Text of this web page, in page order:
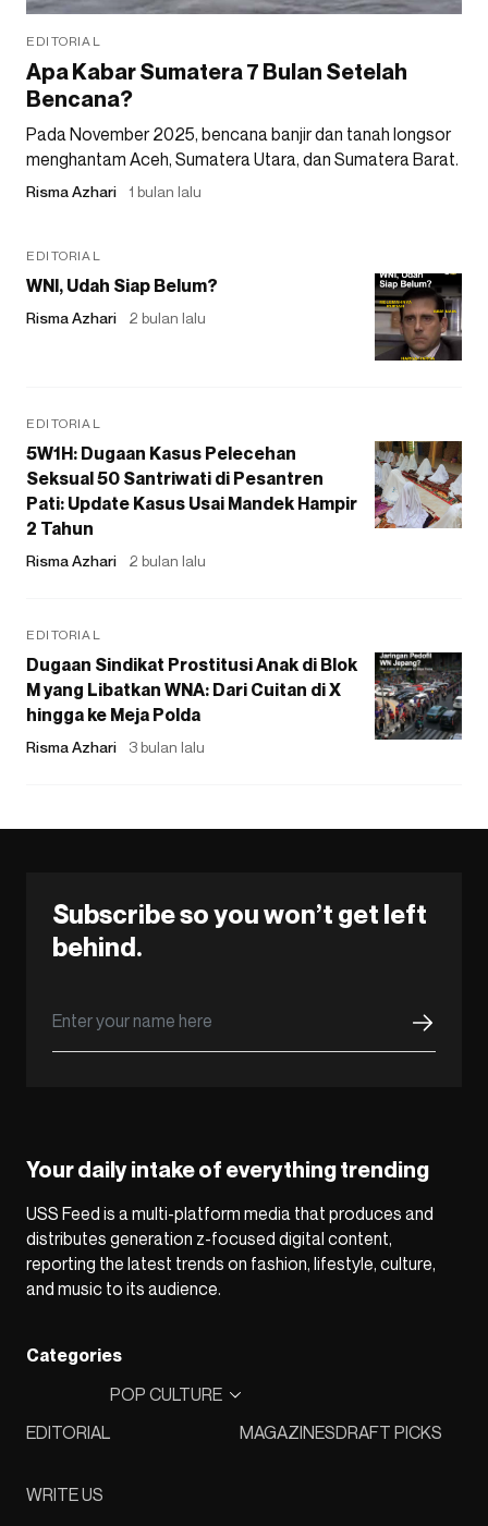
EDITORIAL
Apa Kabar Sumatera 7 Bulan Setelah
Bencana?
Pada November 2025, bencana banjir dan tanah longsor
menghantam Aceh, Sumatera Utara, dan Sumatera Barat.
Risma Azhari 1 bulan lalu
EDITORIAL
WNI, Udah Siap Belum?
Risma Azhari 2 bulan lalu
EDITORIAL
5W1H: Dugaan Kasus Pelecehan
Seksual 50 Santriwati di Pesantren
Pati: Update Kasus Usai Mandek Hampir
2 Tahun
Risma Azhari 2 bulan lalu
EDITORIAL
Dugaan Sindikat Prostitusi Anak di Blok
M yang Libatkan WNA: Dari Cuitan di X
hingga ke Meja Polda
Risma Azhari 3 bulan lalu
Subscribe so you won’t get left
behind.
Your daily intake of everything trending
USS Feed is a multi-platform media that produces and
distributes generation z-focused digital content,
reporting the latest trends on fashion, lifestyle, culture,
and music to its audience.
Categories
EDITORIAL
POP CULTURE
MAGAZINESDRAFT PICKS
WRITE US